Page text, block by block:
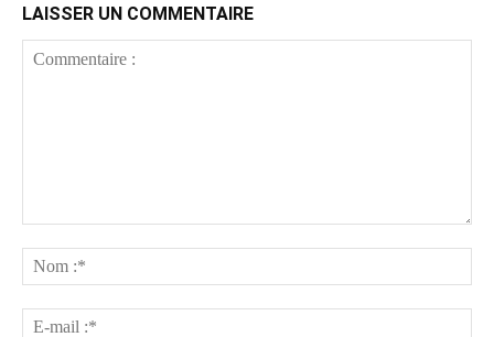
LAISSER UN COMMENTAIRE